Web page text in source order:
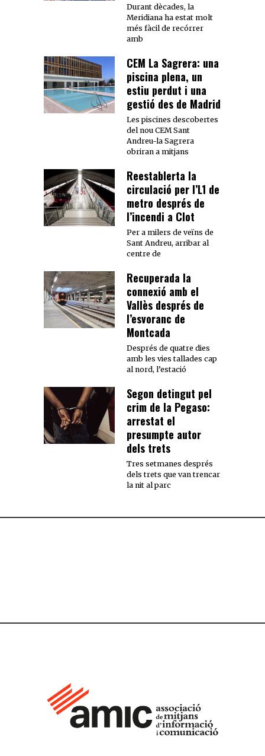
Durant dècades, la
Meridiana ha estat molt
més fàcil de recórrer
amb
CEM La Sagrera: una
piscina plena, un
estiu perdut i una
gestió des de Madrid
Les piscines descobertes
del nou CEM Sant
Andreu-la Sagrera
obriran a mitjans
Reestablerta la
circulació per l’L1 de
metro després de
l’incendi a Clot
Per a milers de veïns de
Sant Andreu, arribar al
centre de
Recuperada la
connexió amb el
Vallès després de
l’esvoranc de
Montcada
Després de quatre dies
amb les vies tallades cap
al nord, l’estació
Segon detingut pel
crim de la Pegaso:
arrestat el
presumpte autor
dels trets
Tres setmanes després
dels trets que van trencar
la nit al parc